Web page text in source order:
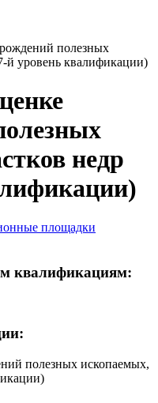
полезных
й уровень квалификации)
недр
площадки
квалификациям:
полезных ископаемых,